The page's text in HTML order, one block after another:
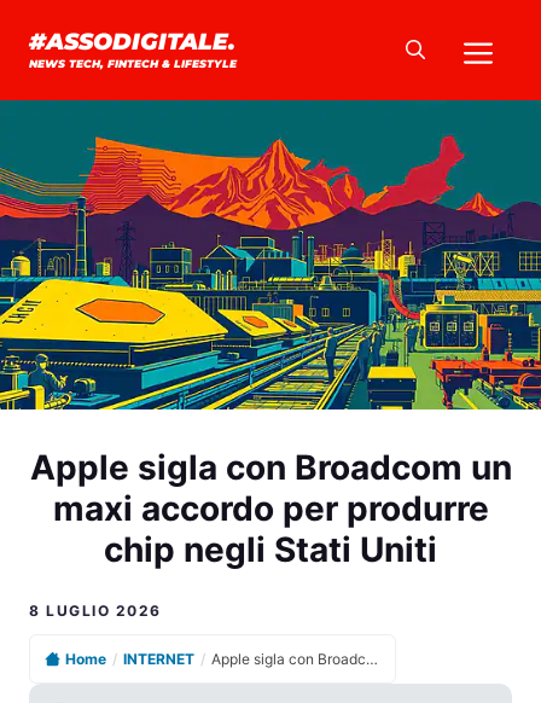
#ASSODIGITALE.
NEWS TECH, FINTECH & LIFESTYLE
Apple sigla con Broadcom un
maxi accordo per produrre
chip negli Stati Uniti
8 LUGLIO 2026
Home / INTERNET / Apple sigla con Broadcom un maxi accordo per produrre chip negli Stati Uniti